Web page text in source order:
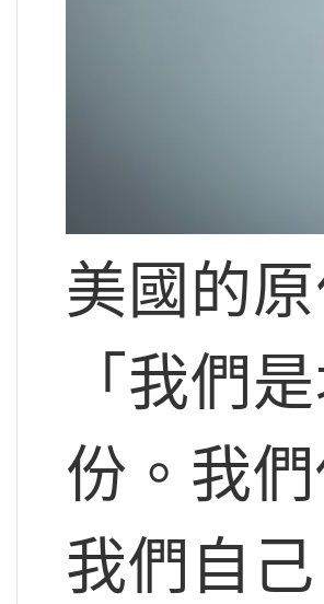
美國的
「我們
份。我
我們自